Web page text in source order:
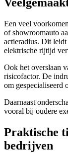
Een veel
of showroomauto
actieradius. Dit
elektrische rijtijd
Ook het overslaan
risicofactor. De
om gespecialiseerd
Daarnaast
vooral bij oudere
Praktische
bedrijven